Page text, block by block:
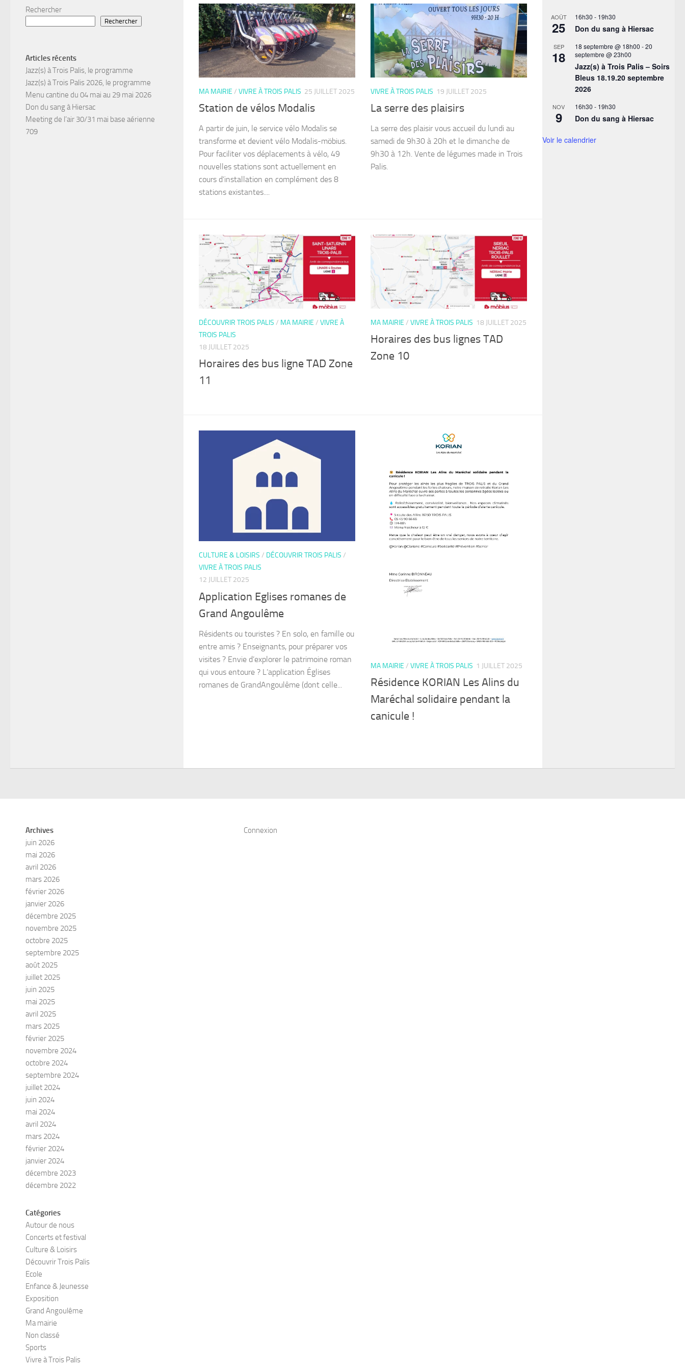
MA MAIRIE / VIVRE À TROIS PALIS 25 JUILLET 2025
Station de vélos Modalis
A partir de juin, le service vélo Modalis se
transforme et devient vélo Modalis-möbius.
Pour faciliter vos déplacements à vélo, 49
nouvelles stations sont actuellement en
cours d’installation en complément des 8
stations existantes....
VIVRE À TROIS PALIS 19 JUILLET 2025
La serre des plaisirs
La serre des plaisir vous accueil du lundi au
samedi de 9h30 à 20h et le dimanche de
9h30 à 12h. Vente de légumes made in Trois
Palis.
DÉCOUVRIR TROIS PALIS / MA MAIRIE / VIVRE À
TROIS PALIS
18 JUILLET 2025
Horaires des bus ligne TAD Zone
11
MA MAIRIE / VIVRE À TROIS PALIS 18 JUILLET 2025
Horaires des bus lignes TAD
Zone 10
CULTURE & LOISIRS / DÉCOUVRIR TROIS PALIS /
VIVRE À TROIS PALIS
12 JUILLET 2025
Application Eglises romanes de
Grand Angoulême
Résidents ou touristes ? En solo, en famille ou
entre amis ? Enseignants, pour préparer vos
visites ? Envie d’explorer le patrimoine roman
qui vous entoure ? L’application Églises
romanes de GrandAngoulême (dont celle...
MA MAIRIE / VIVRE À TROIS PALIS 1 JUILLET 2025
Résidence KORIAN Les Alins du
Maréchal solidaire pendant la
canicule !
Rechercher
Rechercher
Articles récents
Jazz(s) à Trois Palis, le programme
Jazz(s) à Trois Palis 2026, le programme
Menu cantine du 04 mai au 29 mai 2026
Don du sang à Hiersac
Meeting de l’air 30/31 mai base aérienne
709
AOÛT
25
16h30 - 19h30
Don du sang à Hiersac
SEP
18
18 septembre @ 18h00 -20
septembre @ 23h00
Jazz(s) à Trois Palis – Soirs
Bleus 18.19.20 septembre
2026
NOV
9
16h30 - 19h30
Don du sang à Hiersac
Voir le calendrier
Archives
juin 2026
mai 2026
avril 2026
mars 2026
février 2026
janvier 2026
décembre 2025
novembre 2025
octobre 2025
septembre 2025
août 2025
juillet 2025
juin 2025
mai 2025
avril 2025
mars 2025
février 2025
novembre 2024
octobre 2024
septembre 2024
juillet 2024
juin 2024
mai 2024
avril 2024
mars 2024
février 2024
janvier 2024
décembre 2023
décembre 2022
Catégories
Autour de nous
Concerts et festival
Culture & Loisirs
Découvrir Trois Palis
Ecole
Enfance & Jeunesse
Exposition
Grand Angoulême
Ma mairie
Non classé
Sports
Vivre à Trois Palis
Connexion